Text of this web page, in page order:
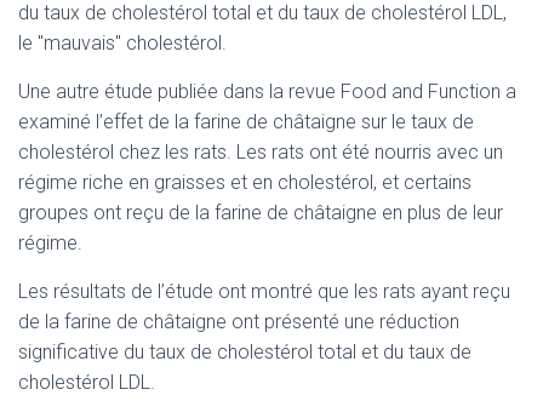
du taux de cholestérol total et du taux de cholestérol LDL,
le "mauvais" cholestérol.
Une autre étude publiée dans la revue Food and Function a
examiné l’effet de la farine de châtaigne sur le taux de
cholestérol chez les rats. Les rats ont été nourris avec un
régime riche en graisses et en cholestérol, et certains
groupes ont reçu de la farine de châtaigne en plus de leur
régime.
Les résultats de l’étude ont montré que les rats ayant reçu
de la farine de châtaigne ont présenté une réduction
significative du taux de cholestérol total et du taux de
cholestérol LDL.